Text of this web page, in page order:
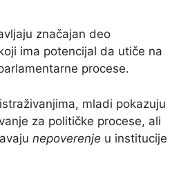
značajan deo
ima potencijal da utiče na
procese.
mladi pokazuju
za političke procese, ali
nepoverenje u institucije